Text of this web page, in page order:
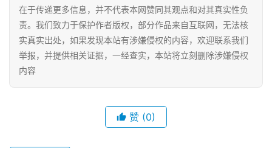
在于传递更多信息，并不代表本网赞同其观点和对其真实性负
责。我们致力于保护作者版权，部分作品来自互联网，无法核
实真实出处，如果发现本站有涉嫌侵权的内容，欢迎联系我们
举报，并提供相关证据，一经查实，本站将立刻删除涉嫌侵权
内容
赞 (0)